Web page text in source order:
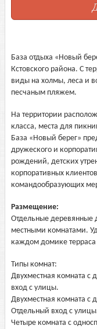
База отдыха «Новый
Кстовского района. С
виды на холмы, леса и
песчаным пляжем.
На территории
класса, места для
База «Новый берег»
дружеского и
рождений, детских
корпоративных
командообразующих
Размещение:
Отдельные деревянные
местными комнатами.
каждом домике
Типы комнат:
Двухместная комната с
вход с улицы.
Двухместная комната с
Отдельный вход с
Четыре комната с